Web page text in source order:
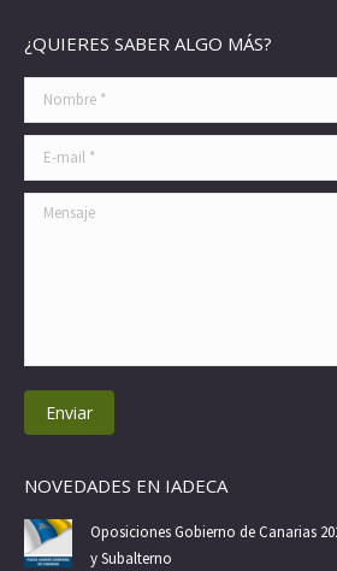
opens
in
opens
in
opens
in
opens
in
opens
in
opens
in
opens
in
¿QUIERES SABER ALGO MÁS?
Nombre *
E-mail *
Mensaje
Enviar
NOVEDADES EN IADECA
Oposiciones Gobierno de Canarias
y Subalterno